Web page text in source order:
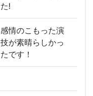
た!
感情のこもった演
技が素晴らしかっ
たです！